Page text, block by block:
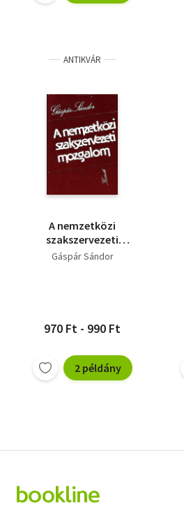
ANTIKVÁR
A nemzetközi
szakszervezeti
mozgalom
Gáspár Sándor
970 Ft - 990 Ft
2 példány